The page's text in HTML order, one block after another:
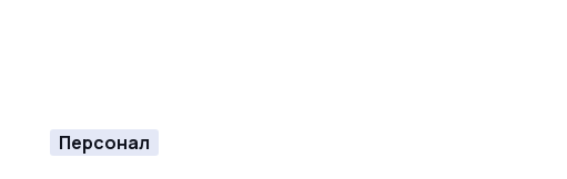
Персонал